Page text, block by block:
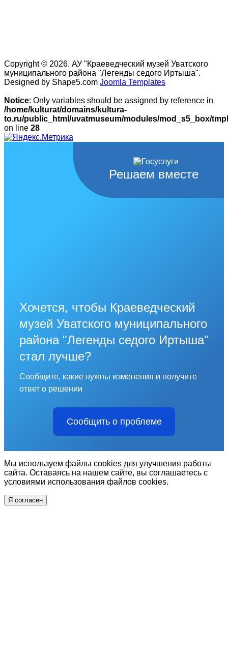
Copyright © 2026. АУ "Краеведческий музей Уватского
муниципального района "Легенды седого Иртыша".
Designed by Shape5.com Joomla Templates
Notice: Only variables should be assigned by reference in
/home/kulturat/domains/kultura-
to.ru/public_html/uvatmuseum/modules/mod_s5_box/
on line 28
Решаем вместе
Хочется, чтобы Краеведческий
музей Уватского муниципального
района "Легенды седого Иртыша"
стал лучше?
Сообщите, какие нужны изменения и получите
ответ о решении
Сообщить о проблеме
Мы используем файлы cookies для улучшения работы
сайта. Оставаясь на нашем сайте, вы соглашаетесь с
условиями использования файлов cookies.
Я согласен